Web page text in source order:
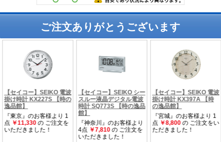
ご注文ありがとうございます